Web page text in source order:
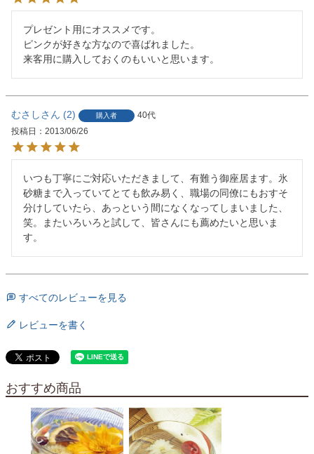
プレゼント用にオススメです。
ピンクが好きな方なので喜ばれました。
来客用に購入しておくのもいいと思います。
むさし 2 購入者
40代
投稿日
2013/06/26
いつも丁寧にご対応いただきまして、有難う御座居ます。氷
砂糖まで入っていてとても飲み易く、職場の同僚にもおすそ
分けしていたら、あっという間になくなってしまいました、
笑。またいろいろと試して、皆さんにも薦めたいと思いま
す。
すべてのレビューを見る
レビューを書く
おすすめ商品